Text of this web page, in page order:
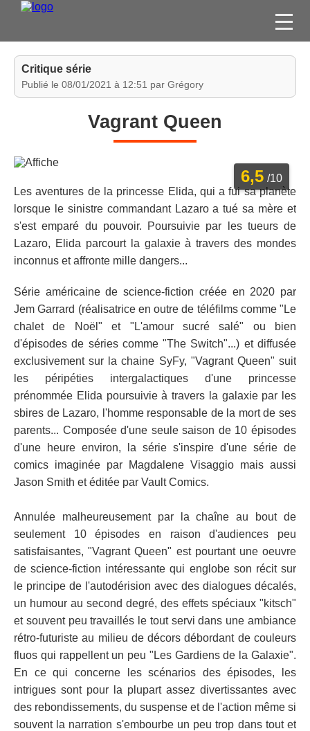
FILMS
JEUX VIDÉO
DIVERS
ESPACE
MEMBRE
Critique série
Publié le 08/01/2021 à 12:51 par Grégory
Vagrant Queen
6,5 /10
Les aventures de la princesse Elida, qui a fui sa planète
lorsque le sinistre commandant Lazaro a tué sa mère et
s'est emparé du pouvoir. Poursuivie par les tueurs de
Lazaro, Elida parcourt la galaxie à travers des mondes
inconnus et affronte mille dangers...
Série américaine de science-fiction créée en 2020 par
Jem Garrard (réalisatrice en outre de téléfilms comme "Le
chalet de Noël" et "L'amour sucré salé" ou bien
d'épisodes de séries comme "The Switch"...) et diffusée
exclusivement sur la chaine SyFy, "Vagrant Queen" suit
les péripéties intergalactiques d'une princesse
prénommée Elida poursuivie à travers la galaxie par les
sbires de Lazaro, l'homme responsable de la mort de ses
parents... Composée d'une seule saison de 10 épisodes
d'une heure environ, la série s'inspire d'une série de
comics imaginée par Magdalene Visaggio mais aussi
Jason Smith et éditée par Vault Comics.
Annulée malheureusement par la chaîne au bout de
seulement 10 épisodes en raison d'audiences peu
satisfaisantes, "Vagrant Queen" est pourtant une oeuvre
de science-fiction intéressante qui englobe son récit sur
le principe de l'autodérision avec des dialogues décalés,
un humour au second degré, des effets spéciaux "kitsch"
et souvent peu travaillés le tout servi dans une ambiance
rétro-futuriste au milieu de décors débordant de couleurs
fluos qui rappellent un peu "Les Gardiens de la Galaxie".
En ce qui concerne les scénarios des épisodes, les
intrigues sont pour la plupart assez divertissantes avec
des rebondissements, du suspense et de l'action même si
souvent la narration s'embourbe un peu trop dans tout et